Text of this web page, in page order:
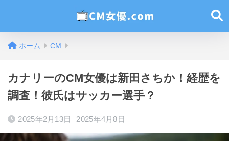
ホーム CM
カナリーのCM女優は新田さちか！経歴を
調査！彼氏はサッカー選手？
2025年2月13日 2025年4月8日